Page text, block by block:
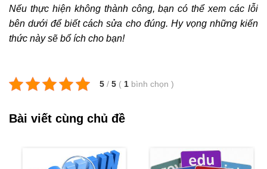
Nếu thực hiện không thành công, bạn có thể xem các lỗi
bên dưới để biết cách sửa cho đúng. Hy vọng những kiến
thức này sẽ bổ ích cho bạn!
5 / 5 ( 1 bình chọn )
Bài viết cùng chủ đề